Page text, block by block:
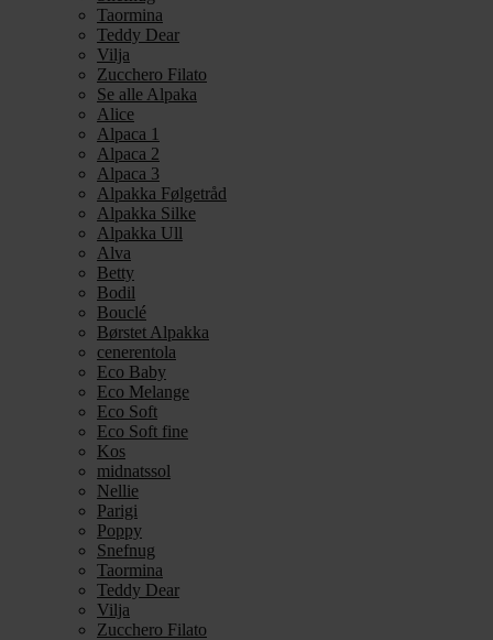
Taormina
Teddy Dear
Vilja
Zucchero Filato
Se alle Alpaka
Alice
Alpaca 1
Alpaca 2
Alpaca 3
Alpakka Følgetråd
Alpakka Silke
Alpakka Ull
Alva
Betty
Bodil
Bouclé
Børstet Alpakka
cenerentola
Eco Baby
Eco Melange
Eco Soft
Eco Soft fine
Kos
midnatssol
Nellie
Parigi
Poppy
Snefnug
Taormina
Teddy Dear
Vilja
Zucchero Filato